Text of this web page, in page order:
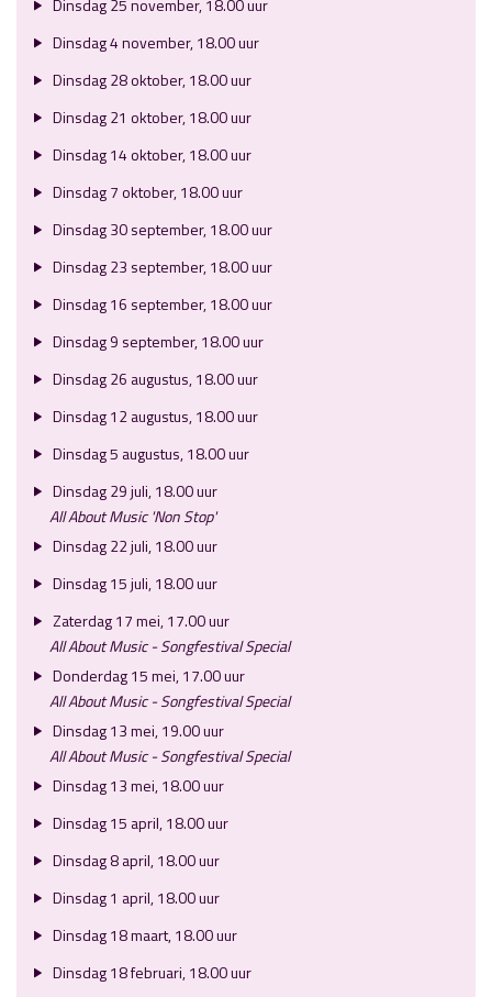
Dinsdag 25 november, 18.00 uur
Dinsdag 4 november, 18.00 uur
Dinsdag 28 oktober, 18.00 uur
Dinsdag 21 oktober, 18.00 uur
Dinsdag 14 oktober, 18.00 uur
Dinsdag 7 oktober, 18.00 uur
Dinsdag 30 september, 18.00 uur
Dinsdag 23 september, 18.00 uur
Dinsdag 16 september, 18.00 uur
Dinsdag 9 september, 18.00 uur
Dinsdag 26 augustus, 18.00 uur
Dinsdag 12 augustus, 18.00 uur
Dinsdag 5 augustus, 18.00 uur
Dinsdag 29 juli, 18.00 uur
All About Music 'Non Stop'
Dinsdag 22 juli, 18.00 uur
Dinsdag 15 juli, 18.00 uur
Zaterdag 17 mei, 17.00 uur
All About Music - Songfestival Special
Donderdag 15 mei, 17.00 uur
All About Music - Songfestival Special
Dinsdag 13 mei, 19.00 uur
All About Music - Songfestival Special
Dinsdag 13 mei, 18.00 uur
Dinsdag 15 april, 18.00 uur
Dinsdag 8 april, 18.00 uur
Dinsdag 1 april, 18.00 uur
Dinsdag 18 maart, 18.00 uur
Dinsdag 18 februari, 18.00 uur